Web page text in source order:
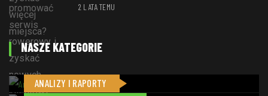
2 LATA TEMU
NASZE KATEGORIE
ANALIZY I RAPORTY